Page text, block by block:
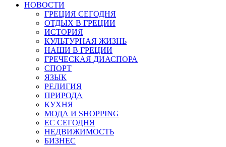
НОВОСТИ
ГРЕЦИЯ СЕГОДНЯ
ОТДЫХ В ГРЕЦИИ
ИСТОРИЯ
КУЛЬТУРНАЯ ЖИЗНЬ
НАШИ В ГРЕЦИИ
ГРЕЧЕСКАЯ ДИАСПОРА
СПОРТ
ЯЗЫК
РЕЛИГИЯ
ПРИРОДА
КУХНЯ
МОДА И SHOPPING
ЕС СЕГОДНЯ
НЕДВИЖИМОСТЬ
БИЗНЕС